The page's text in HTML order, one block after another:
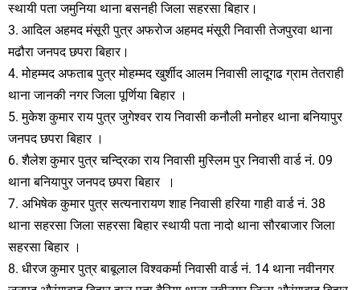
स्थायी पता जमुनिया थाना बसनही जिला सहरसा बिहार।
3. आदिल अहमद मंसूरी पुत्र अफरोज अहमद मंसूरी निवासी तेजपुरवा थाना
मढौरा जनपद छपरा बिहार।
4. मोहम्मद अफताब पुत्र मोहम्मद खुर्शीद आलम निवासी लादूगढ ग्राम तेतराही
थाना जानकी नगर जिला पूर्णिया बिहार ।
5. मुकेश कुमार राय पुत्र जुगेश्वर राय निवासी कनौली मनोहर थाना बनियापुर
जनपद छपरा बिहार ।
6. शैलेश कुमार पुत्र चन्द्रिका राय निवासी मुस्लिम पुर निवासी वार्ड नं. 09
थाना बनियापुर जनपद छपरा बिहार ।
7. अभिषेक कुमार पुत्र सत्यनारायण शाह निवासी हरिया गाही वार्ड नं. 38
थाना सहरसा जिला सहरसा बिहार स्थायी पता नादो थाना सौरबाजार जिला
सहरसा बिहार ।
8. धीरज कुमार पुत्र बाबूलाल विश्वकर्मा निवासी वार्ड नं. 14 थाना नवीनगर